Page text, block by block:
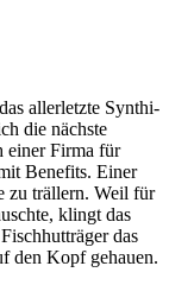
allerletzte Synthi-
die nächste
einer Firma für
Benefits. Einer
zu trällern. Weil für
klingt das
das
den Kopf gehauen.